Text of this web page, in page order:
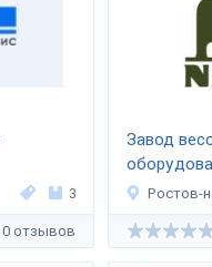
3
0 отзывов
Завод
Ростов-